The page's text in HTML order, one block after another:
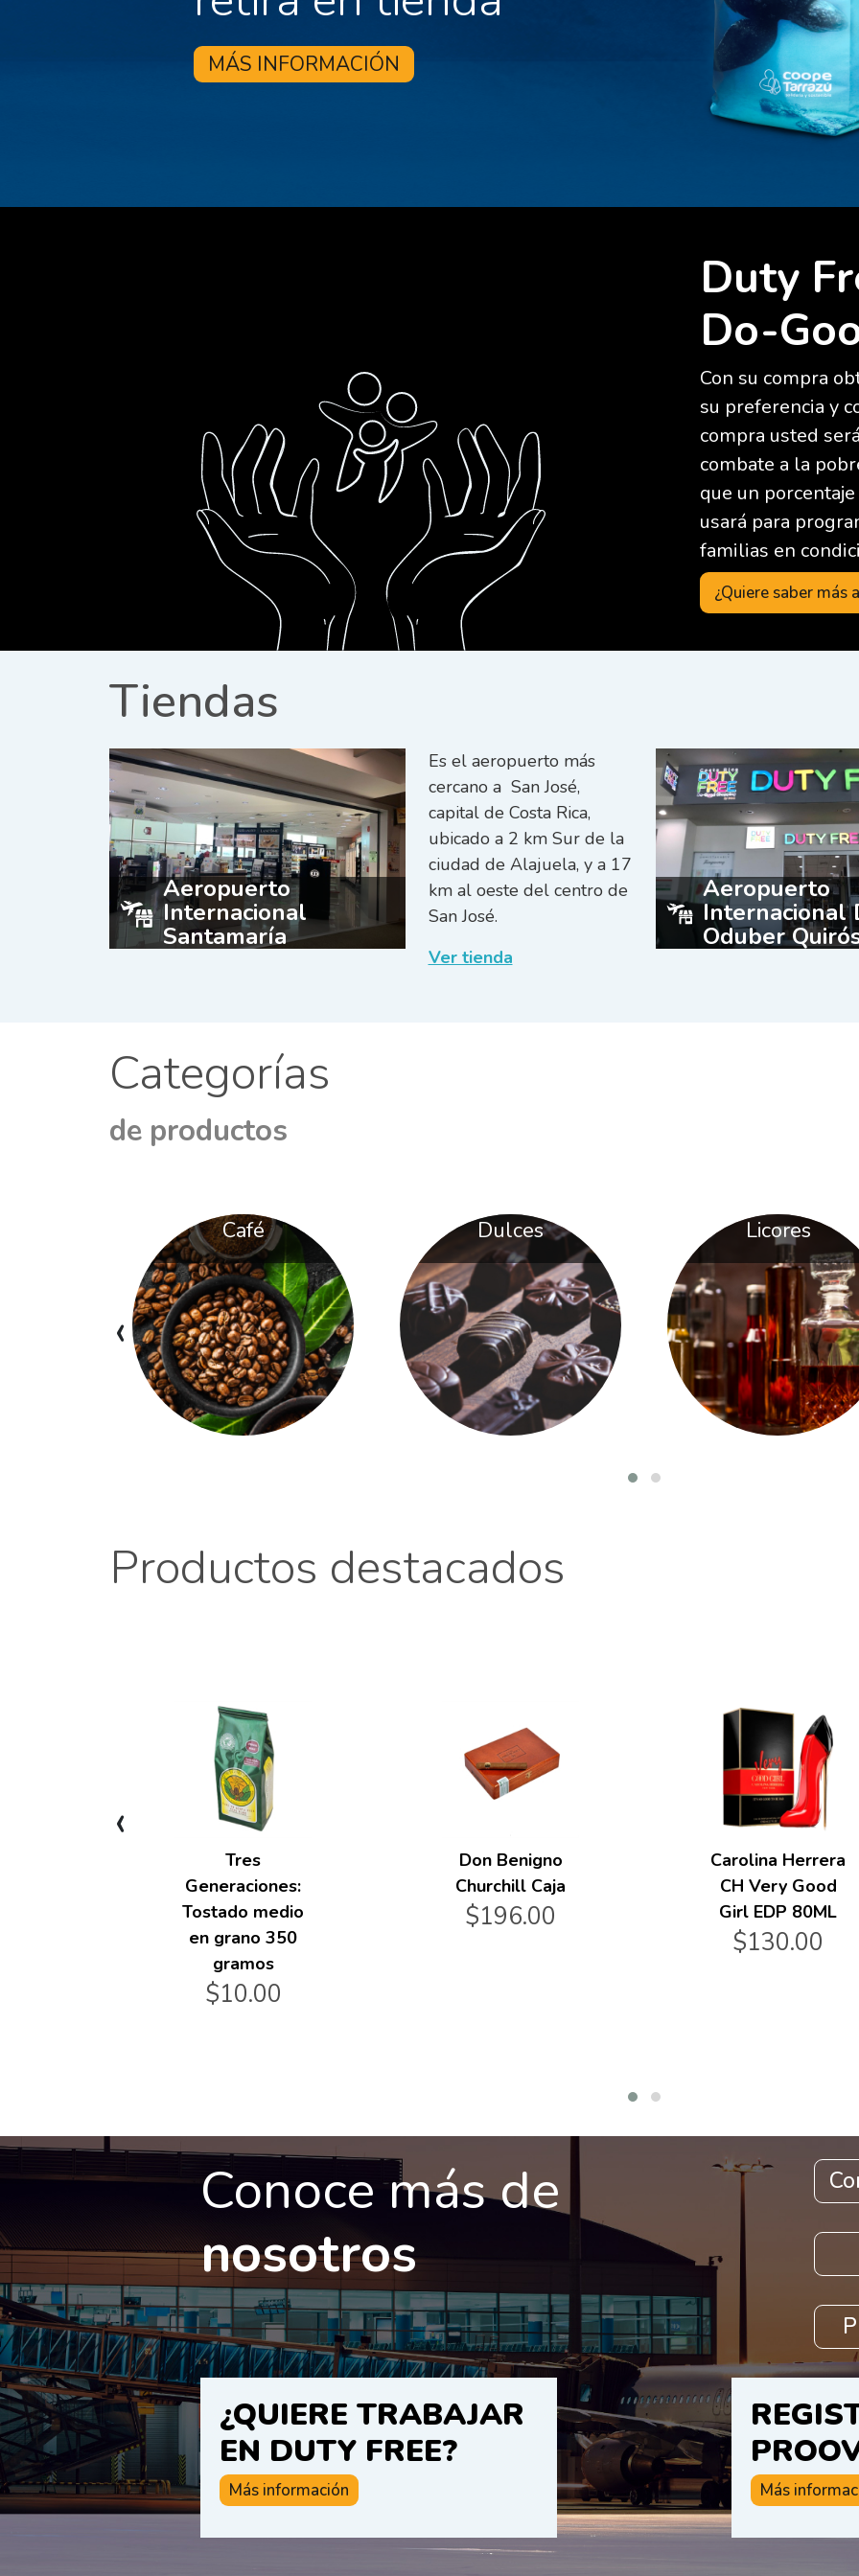
MÁS INFORMACIÓN
Duty
Do-
Con su compra
su preferencia y
compra usted
combate a la
que un
usará para
familias en
¿Quiere saber más
Tiendas
Aeropuerto
Internacional
Santamaría
Es el aeropuerto más
cercano a San José,
capital de Costa Rica,
ubicado a 2 km Sur de la
ciudad de Alajuela, y a 17
km al oeste del centro de
San José.
Ver tienda
Aeropuerto
Internacional
Oduber
Categorías
de productos
Café Dulces Licores
‹
Productos destacados
Tres
Generaciones:
Tostado medio
en grano 350
gramos
$10.00
Don Benigno
Churchill Caja
$196.00
Carolina Herrera
CH Very Good
Girl EDP 80ML
$130.00
‹
Conoce más de
nosotros
¿QUIERE TRABAJAR
EN DUTY FREE?
Más información Más